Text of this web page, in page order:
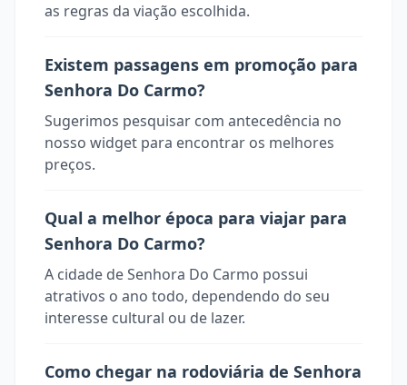
as regras da viação escolhida.
Existem passagens em promoção para
Senhora Do Carmo?
Sugerimos pesquisar com antecedência no
nosso widget para encontrar os melhores
preços.
Qual a melhor época para viajar para
Senhora Do Carmo?
A cidade de Senhora Do Carmo possui
atrativos o ano todo, dependendo do seu
interesse cultural ou de lazer.
Como chegar na rodoviária de Senhora